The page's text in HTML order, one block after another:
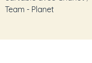
Team - Planet